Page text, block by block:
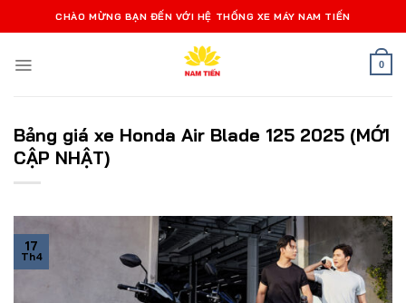
qua
dung
CHÀO MỪNG BẠN ĐẾN VỚI HỆ THỐNG XE MÁY NAM TIẾN
0
Bảng giá xe Honda Air Blade 125 2025 (MỚI
CẬP NHẬT)
17
Th4